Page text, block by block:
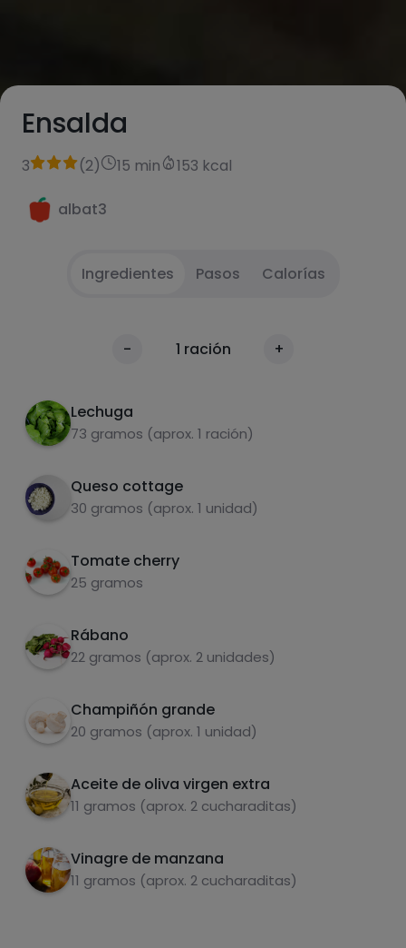
Ensalda
3 (2) 15 min 153 kcal
albat3
Ingredientes Pasos Calorías
- 1 ración +
Lechuga
73 gramos (aprox. 1 ración)
Queso cottage
30 gramos (aprox. 1 unidad)
Tomate cherry
25 gramos
Rábano
22 gramos (aprox. 2 unidades)
Champiñón grande
20 gramos (aprox. 1 unidad)
Aceite de oliva virgen extra
11 gramos (aprox. 2 cucharaditas)
Vinagre de manzana
11 gramos (aprox. 2 cucharaditas)
Carbohidratos
Azúcares
Grasas